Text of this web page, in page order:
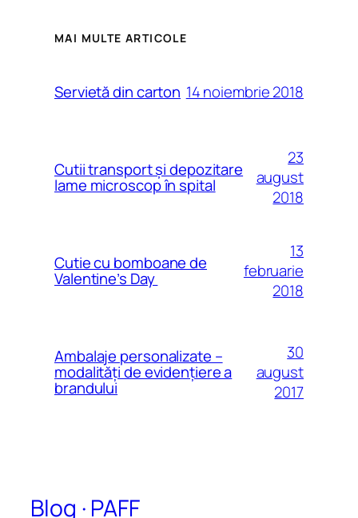
MAI MULTE ARTICOLE
Servietă din carton 14 noiembrie 2018
Cutii transport și depozitare
lame microscop în spital
23
august
2018
Cutie cu bomboane de
Valentine’s Day
13
februarie
2018
Ambalaje personalizate –
modalităţi de evidenţiere a
brandului
30
august
2017
Blog · PAFF